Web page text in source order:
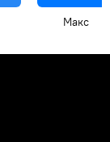
Макс